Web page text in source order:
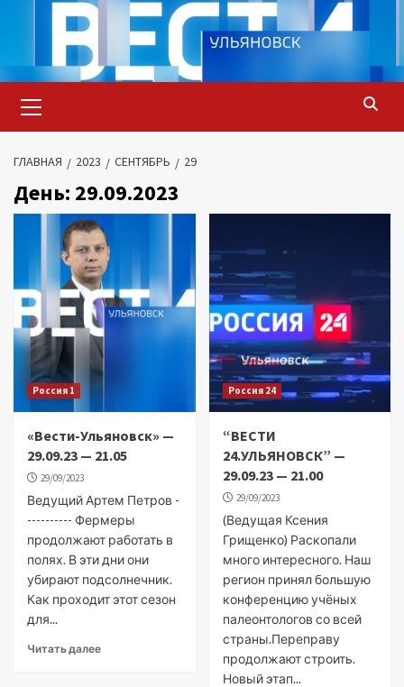
содержимому
меню
ГЛАВНАЯ 2023 СЕНТЯБРЬ 29
День: 29.09.2023
Россия 1
«Вести-Ульяновск» —
29.09.23 — 21.05
29/09/2023
Ведущий Артем Петров -
---------- Фермеры
продолжают работать в
полях. В эти дни они
убирают подсолнечник.
Как проходит этот сезон
для...
Читать далее
Россия 24
“ВЕСТИ
24.УЛЬЯНОВСК” —
29.09.23 — 21.00
29/09/2023
(Ведущая Ксения
Грищенко) Раскопали
много интересного. Наш
регион принял большую
конференцию учёных
палеонтологов со всей
страны.Переправу
продолжают строить.
Новый этап...